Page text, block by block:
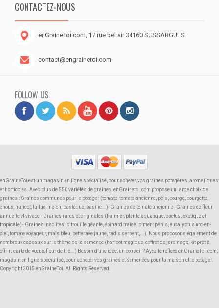
CONTACTEZ-NOUS
enGraineToi.com, 17 rue bel air 34160 SUSSARGUES
contact@engrainetoi.com
FOLLOW US
enGraineToi est un magasin en ligne spécialisé, pour acheter vos graines potagères, aromatiques
et horticoles. Avec plus de 550 variétés de graines, enGrainetoi.com propose un large choix de
graines : Graines communes pour le potager (tomate, tomate ancienne, pois, courge, courgette,
choux, haricot, laitue, melon, pastèque, basilic...)- Graines de tomate ancienne - Graines de fleur
annuelle et vivace - Graines rares et originales (Palmier, plante aquatique, cactus, exotique et
tropicale) - Graines insolites (citrouille géante, épinard fraise, piment pénis, eucalyptus arc-en-
ciel, tomate voyageur, maïs bleu, betterave jaune, radis serpent,...). Nous proposons également de
nombreux cadeaux sur le thème de la semence (haricot magique, coffret de jardinage, kit-prêt à-
offrir; carte de vœux, fleur de thé...) Besoin d’une idée, un conseil ? Ayez le reflexe enGraineToi.com,
magasin en ligne spécialisé, pour acheter vos graines et semences pour la maison et le potager.
Copyright 2015 enGraineToi. All Rights Reserved.